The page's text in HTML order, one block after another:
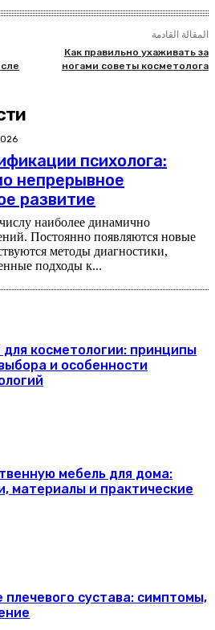
المقالة القادمة
Как правильно ухаживать за
ногами советы косметолога
психолога:
непрерывное
развитие
наиболее динамично
Постоянно появляются новые
методы диагностики,
подходы к...
косметологии: принципы
и особенности
мебель для дома:
материалы и практические
сустава: симптомы,